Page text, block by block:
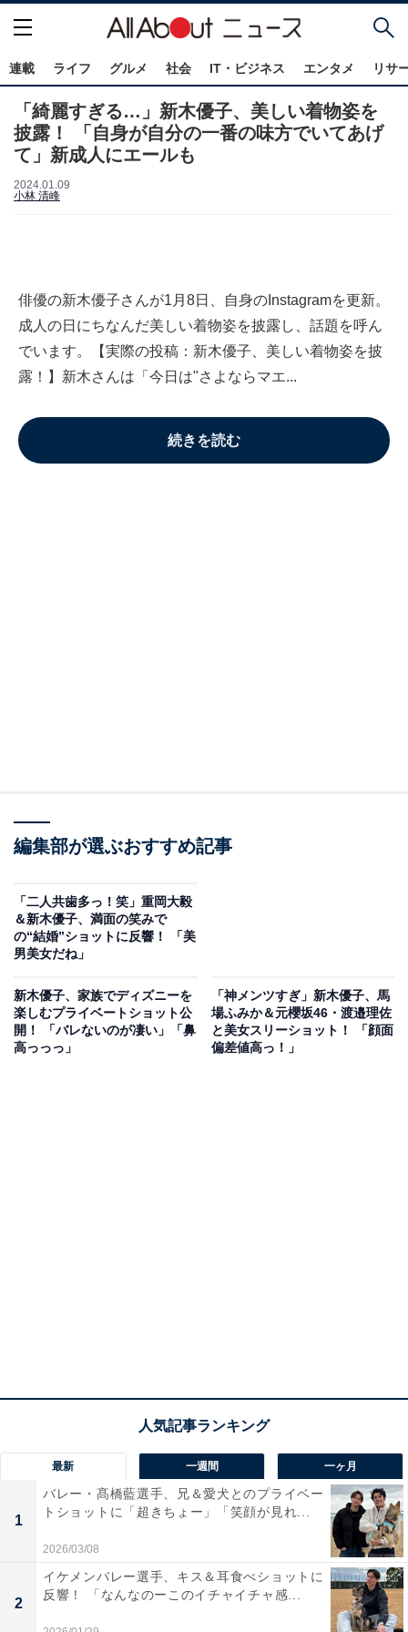
連載 ライフ グルメ 社会 IT・ビジネス エンタメ リサ
「綺麗すぎる…」新木優子、美しい着物姿を
披露！ 「自身が自分の一番の味方でいてあげ
て」新成人にエールも
2024.01.09
小林 清峰
俳優の新木優子さんが1月8日、自身のInstagramを更新。
成人の日にちなんだ美しい着物姿を披露し、話題を呼ん
でいます。【実際の投稿：新木優子、美しい着物姿を披
露！】新木さんは「今日は"さよならマエ...
続きを読む
編集部が選ぶおすすめ記事
「二人共歯多っ！笑」重岡大毅
＆新木優子、満面の笑みで
の“結婚”ショットに反響！ 「美
男美女だね」
新木優子、家族でディズニーを
楽しむプライベートショット公
開！ 「バレないのが凄い」「鼻
高っっっ」
「神メンツすぎ」新木優子、馬
場ふみか＆元櫻坂46・渡邉理佐
と美女スリーショット！ 「顔面
偏差値高っ！」
最新 一週間 一ヶ月
1
バレー・髙橋藍選手、兄＆愛犬とのプライベー
トショットに「超きちょー」「笑顔が見れ...
2026/03/08
2
イケメンバレー選手、キス＆耳食べショットに
反響！ 「なんなのーこのイチャイチャ感...